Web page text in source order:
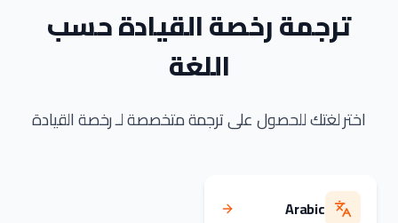
ترجمة رخصة القيادة حسب
اللغة
اختر لغتك للحصول على ترجمة متخصصة لـ رخصة القيادة
Arabic